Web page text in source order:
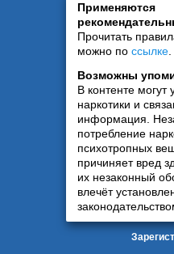
Применяются
Прочитать
можно по ссылке
Возможны
В контенте могут
наркотики и
информация.
потребление
психотропных
причиняет вред
их незаконный
влечёт